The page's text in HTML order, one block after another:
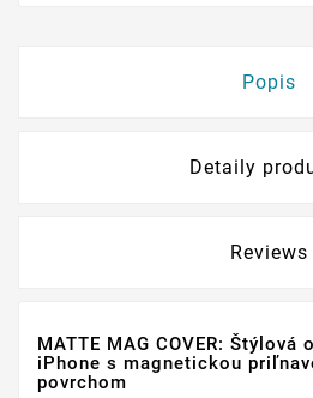
Popis
Detaily
Reviews
MATTE MAG COVER: Štýlová
iPhone s magnetickou
povrchom